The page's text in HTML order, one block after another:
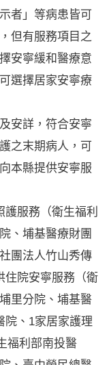
者」等病患皆可
但有服務項目之
安寧緩和醫療意
選擇居家安寧療
安詳，符合安寧
之末期病人，可
本縣提供安寧服
服務（衛生福利
、埔基醫療財團
團法人竹山秀傳
住院安寧服務（衛
里分院、埔基醫
院、1家居家護理
福利部南投醫